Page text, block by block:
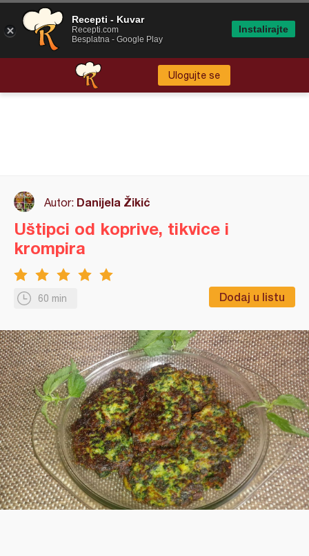
Ulogujte se
Autor: Danijela Žikić
60 min Dodaj u listu
Uštipci od koprive, tikvice i
krompira
Recepti - Kuvar
Recepti.com
Besplatna - Google Play
Instalirajte